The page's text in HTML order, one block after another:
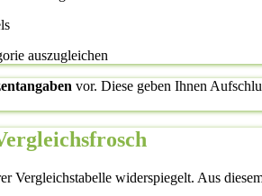
auszugleichen
vor. Diese geben Ihnen
Vergleichstabelle widerspiegelt. Aus